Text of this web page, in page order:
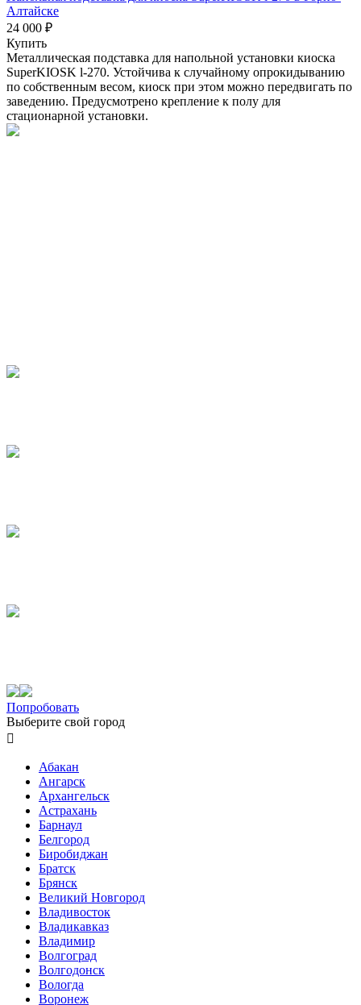
Алтайске
24 000 ₽
Купить
Металлическая подставка для напольной установки киоска
SuperKIOSK l-270. Устойчива к случайному опрокидыванию
по собственным весом, киоск при этом можно передвигать по
заведению. Предусмотрено крепление к полу для
стационарной установки.
Попробовать
Выберите свой город

Абакан
Ангарск
Архангельск
Астрахань
Барнаул
Белгород
Биробиджан
Братск
Брянск
Великий Новгород
Владивосток
Владикавказ
Владимир
Волгоград
Волгодонск
Вологда
Воронеж